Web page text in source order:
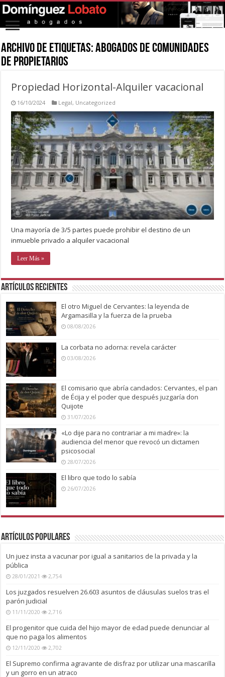
Archivo de Etiquetas:abogados de comunidades
de propietarios
Propiedad Horizontal-Alquiler vacacional
16/10/2024 Legal, Uncategorized
Una mayoría de 3/5 partes puede prohibir el destino de un
inmueble privado a alquiler vacacional
Leer Más »
Artículos recientes
El otro Miguel de Cervantes: la leyenda de
Argamasilla y la fuerza de la prueba
08/08/2026
La corbata no adorna: revela carácter
03/08/2026
El comisario que abría candados: Cervantes, el pan
de Écija y el poder que después juzgaría don
Quijote
31/07/2026
«Lo dije para no contrariar a mi madre»: la
audiencia del menor que revocó un dictamen
psicosocial
28/07/2026
El libro que todo lo sabía
26/07/2026
Artículos Populares
Un juez insta a vacunar por igual a sanitarios de la privada y la
pública
28/01/2021 2,754
Los juzgados resuelven 26.603 asuntos de cláusulas suelos tras el
parón judicial
11/11/2020 2,716
El progenitor que cuida del hijo mayor de edad puede denunciar al
que no paga los alimentos
12/11/2020 2,702
El Supremo confirma agravante de disfraz por utilizar una mascarilla
y un gorro en un atraco